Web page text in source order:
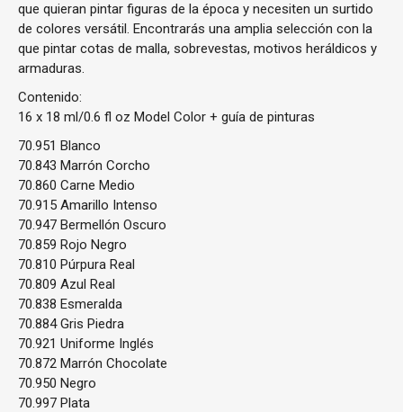
que quieran pintar figuras de la época y necesiten un surtido
de colores versátil. Encontrarás una amplia selección con la
que pintar cotas de malla, sobrevestas, motivos heráldicos y
armaduras.
Contenido:
16 x 18 ml/0.6 fl oz Model Color + guía de pinturas
70.951 Blanco
70.843 Marrón Corcho
70.860 Carne Medio
70.915 Amarillo Intenso
70.947 Bermellón Oscuro
70.859 Rojo Negro
70.810 Púrpura Real
70.809 Azul Real
70.838 Esmeralda
70.884 Gris Piedra
70.921 Uniforme Inglés
70.872 Marrón Chocolate
70.950 Negro
70.997 Plata